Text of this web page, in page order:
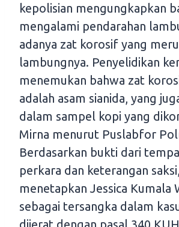
kepolisian mengungkapkan
mengalami pendarahan
adanya zat korosif yang
lambungnya. Penyelidikan
menemukan bahwa zat
adalah asam sianida, yang
dalam sampel kopi yang
Mirna menurut Puslabfor
Berdasarkan bukti dari
perkara dan keterangan
menetapkan Jessica Kumala
sebagai tersangka dalam
dijerat dengan pasal 340